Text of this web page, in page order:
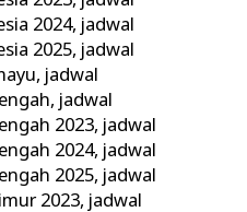
2024, jadwal
2025, jadwal
, jadwal
, jadwal
2023, jadwal
2024, jadwal
2025, jadwal
2023, jadwal